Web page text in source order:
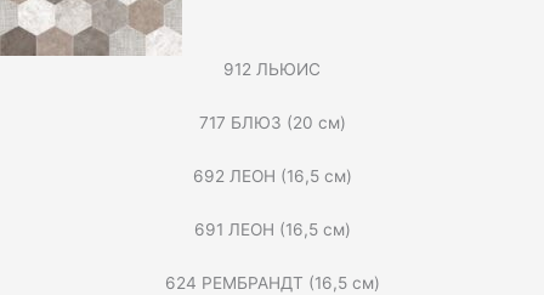
912 ЛЬЮИС
717 БЛЮЗ (20 см)
692 ЛЕОН (16,5 см)
691 ЛЕОН (16,5 см)
624 РЕМБРАНДТ (16,5 см)